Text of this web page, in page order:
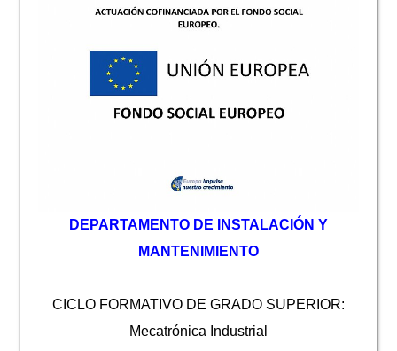
D EPARTAMENTO DE INSTALACIÓN Y
MANTENIMIENTO
CICLO FORMATIVO DE GRADO SUPERIOR:
Mecatrónica Industrial